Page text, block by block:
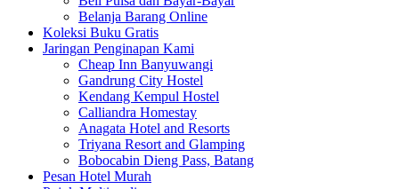
Belanja Barang Online
Koleksi Buku Gratis
Jaringan Penginapan Kami
Cheap Inn Banyuwangi
Gandrung City Hostel
Kendang Kempul Hostel
Calliandra Homestay
Anagata Hotel and Resorts
Triyana Resort and Glamping
Bobocabin Dieng Pass, Batang
Pesan Hotel Murah